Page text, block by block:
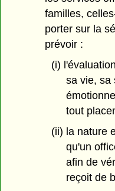
familles,
porter sur la
prévoir :
(i)
sa vie, sa
tout
(ii) la nature
qu'un
afin de
reçoit de